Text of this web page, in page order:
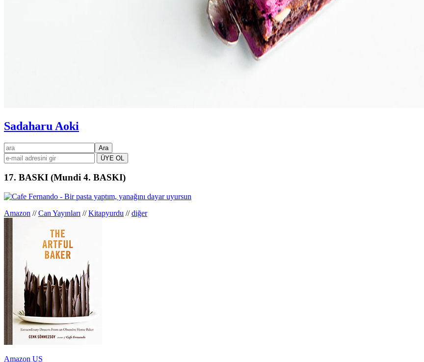
Sadaharu Aoki
Birincil
kenar
çubuğu
ara
17. BASKI (Mundi 4. BASKI)
Amazon //Can Yayınları //Kitapyurdu //diğer
Amazon US